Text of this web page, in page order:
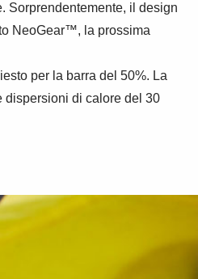
Sorprendentemente, il design
NeoGear™, la prossima
per la barra del 50%. La
dispersioni di calore del 30